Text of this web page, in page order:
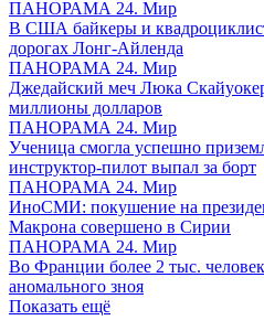
ПАНОРАМА 24. Мир
В США байкеры и
дорогах Лонг-Айленда
ПАНОРАМА 24. Мир
Джедайский меч Люка
миллионы долларов
ПАНОРАМА 24. Мир
Ученица смогла успешно
инструктор-пилот выпал за борт
ПАНОРАМА 24. Мир
ИноСМИ: покушение на
Макрона совершено в Сирии
ПАНОРАМА 24. Мир
Во Франции более 2 тыс.
аномального зноя
Показать ещё